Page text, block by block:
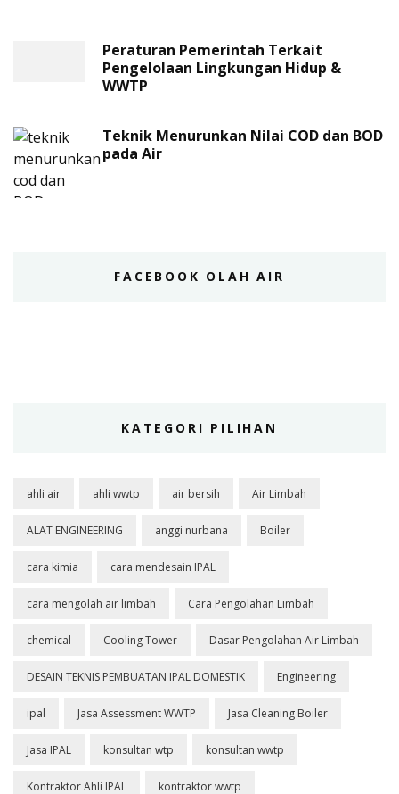
Peraturan Pemerintah Terkait
Pengelolaan Lingkungan Hidup &
WWTP
Teknik Menurunkan Nilai COD dan BOD
pada Air
FACEBOOK OLAH AIR
KATEGORI PILIHAN
ahli air ahli wwtp air bersih Air Limbah
ALAT ENGINEERING anggi nurbana Boiler
cara kimia cara mendesain IPAL
cara mengolah air limbah Cara Pengolahan Limbah
chemical Cooling Tower Dasar Pengolahan Air Limbah
DESAIN TEKNIS PEMBUATAN IPAL DOMESTIK Engineering
ipal Jasa Assessment WWTP Jasa Cleaning Boiler
Jasa IPAL konsultan wtp konsultan wwtp
Kontraktor Ahli IPAL kontraktor wwtp